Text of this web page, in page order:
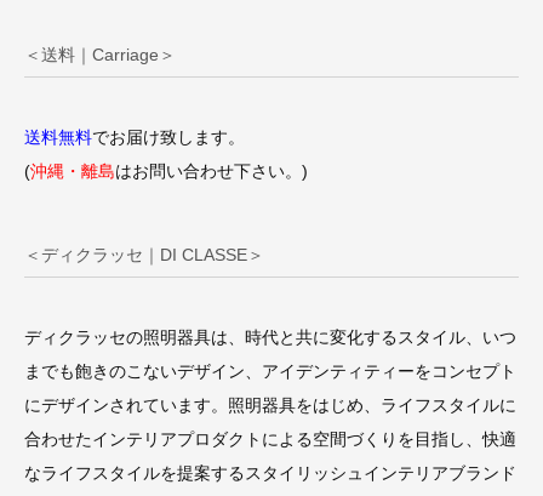
＜送料｜Carriage＞
送料無料でお届け致します。
(沖縄・離島はお問い合わせ下さい。)
＜ディクラッセ｜DI CLASSE＞
ディクラッセの照明器具は、時代と共に変化するスタイル、いつ
までも飽きのこないデザイン、アイデンティティーをコンセプト
にデザインされています。照明器具をはじめ、ライフスタイルに
合わせたインテリアプロダクトによる空間づくりを目指し、快適
なライフスタイルを提案するスタイリッシュインテリアブランド